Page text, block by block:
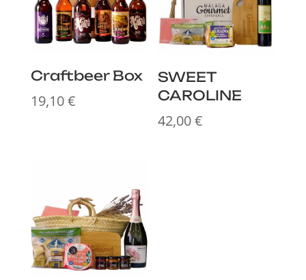
Craftbeer Box
19,10€
SWEET
CAROLINE
42,00€